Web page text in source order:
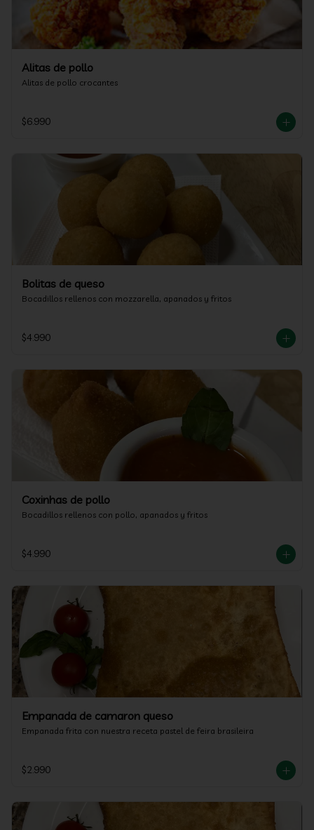
Alitas de pollo
Alitas de pollo crocantes
$6.990
Bolitas de queso
Bocadillos rellenos con mozzarella, apanados y fritos
$4.990
Coxinhas de pollo
Bocadillos rellenos con pollo, apanados y fritos
$4.990
Empanada de camaron queso
Empanada frita con nuestra receta pastel de feira brasileira
$2.990